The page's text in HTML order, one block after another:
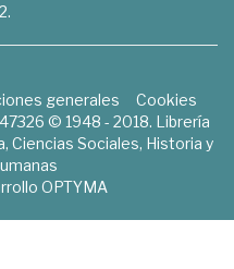
generales
Cookies
© 1948 - 2018. Librería
Ciencias Sociales, Historia y
OPTYMA